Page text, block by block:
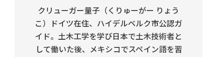
クリューガー量子（くりゅーがー りょう
こ）ドイツ在住、ハイデルベルク市公認ガ
イド。土木工学を学び日本で土木技術者と
して働いた後、メキシコでスペイン語を習